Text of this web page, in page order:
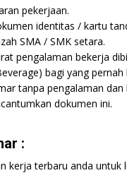
pekerjaan.
identitas / kartu
SMA / SMK setara.
pengalaman bekerja
bagi yang pernah
tanpa pengalaman
dokumen ini.
:
kerja terbaru anda untuk